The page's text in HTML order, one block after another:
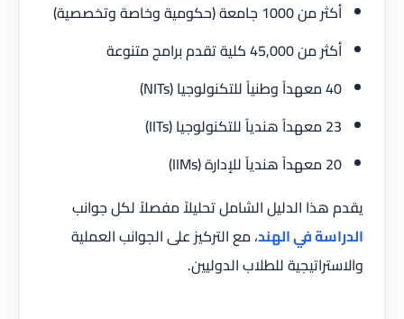
الدليل الشامل تحليلاً مفصلاً لكل جوانب
في الهند، مع التركيز على الجوانب العملية
للطلاب الدوليين.